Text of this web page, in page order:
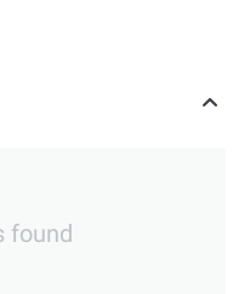
found